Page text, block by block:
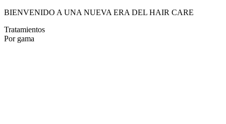
BIENVENIDO A UNA NUEVA ERA DEL HAIR CARE
Tratamientos
Por gama